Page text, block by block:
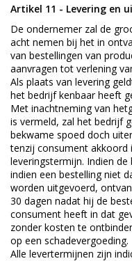
Artikel 11 - Levering en
De ondernemer zal de
acht nemen bij het in
van bestellingen van
aanvragen tot verlening
Als plaats van levering
het bedrijf kenbaar heeft
Met inachtneming van
is vermeld, zal het bedrijf
bekwame spoed doch
tenzij consument akkoord
leveringstermijn. Indien
indien een bestelling niet
worden uitgevoerd,
30 dagen nadat hij de
consument heeft in dat
zonder kosten te
op een schadevergoeding.
Alle levertermijnen zijn